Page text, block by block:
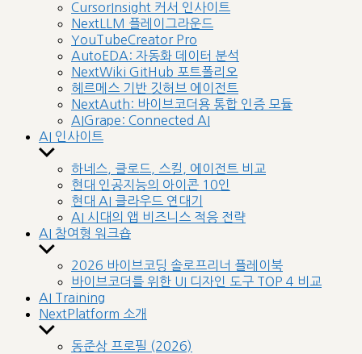
CursorInsight 커서 인사이트
NextLLM 플레이그라운드
YouTubeCreator Pro
AutoEDA: 자동화 데이터 분석
NextWiki GitHub 포트폴리오
헤르메스 기반 깃허브 에이전트
NextAuth: 바이브코더용 통합 인증 모듈
AIGrape: Connected AI
AI 인사이트
Show
sub
menu
하네스, 클로드, 스킬, 에이전트 비교
현대 인공지능의 아이콘 10인
현대 AI 클라우드 연대기
AI 시대의 앱 비즈니스 적응 전략
AI 참여형 워크숍
Show
sub
menu
2026 바이브코딩 솔로프리너 플레이북
바이브코더를 위한 UI 디자인 도구 TOP 4 비교
AI Training
NextPlatform 소개
Show
sub
동준상 프로필 (2026)